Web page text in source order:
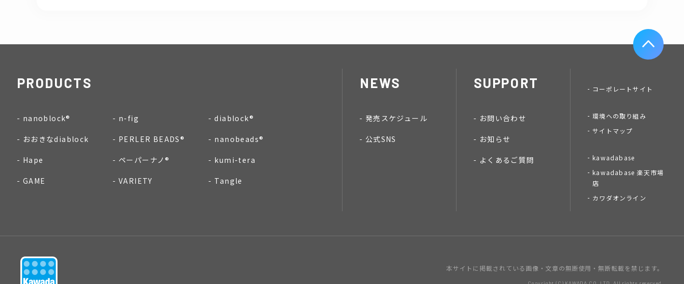
PRODUCTS
nanoblock® n-fig diablock®
おおきなdiablock PERLER BEADS® nanobeads®
Hape ペーパーナノ® kumi-tera
GAME VARIETY Tangle
NEWS
発売スケジュール
公式SNS
SUPPORT
お問い合わせ
お知らせ
よくあるご質問
コーポレートサイト
環境への取り組み
サイトマップ
kawadabase
kawadabase 楽天市場
店
カワダオンライン
本サイトに掲載されている画像・文章の無断使用・無断転載を禁じます。